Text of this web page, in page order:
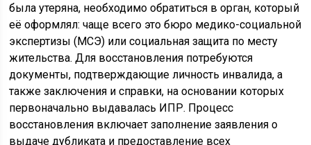
была утеряна, необходимо обратиться в орган, который
её оформлял: чаще всего это бюро медико-социальной
экспертизы (МСЭ) или социальная защита по месту
жительства. Для восстановления потребуются
документы, подтверждающие личность инвалида, а
также заключения и справки, на основании которых
первоначально выдавалась ИПР. Процесс
восстановления включает заполнение заявления о
выдаче дубликата и предоставление всех